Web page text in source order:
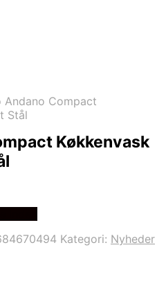
Andano Compact
Stål
Køkkenvask
Kategori: Nyheder